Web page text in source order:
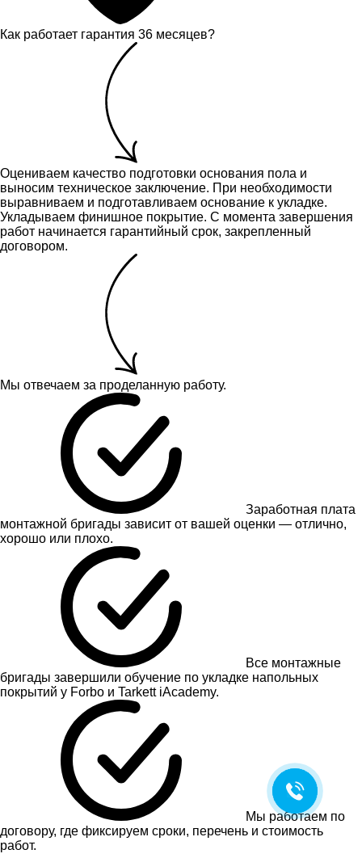
Как работает гарантия 36 месяцев?
Оцениваем качество подготовки основания пола и
выносим техническое заключение. При необходимости
выравниваем и подготавливаем основание к укладке.
Укладываем финишное покрытие. С момента завершения
работ начинается гарантийный срок, закрепленный
договором.
Мы отвечаем за проделанную работу.
Заработная плата
монтажной бригады зависит от вашей оценки — отлично,
хорошо или плохо.
Все монтажные
бригады завершили обучение по укладке напольных
покрытий у Forbo и Tarkett iAcademy.
Мы работаем по
договору, где фиксируем сроки, перечень и стоимость
работ.